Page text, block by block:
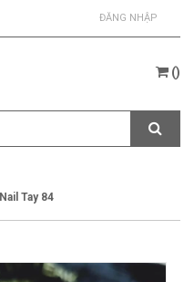
ĐĂNG NHẬP
()
Nail Tay 84